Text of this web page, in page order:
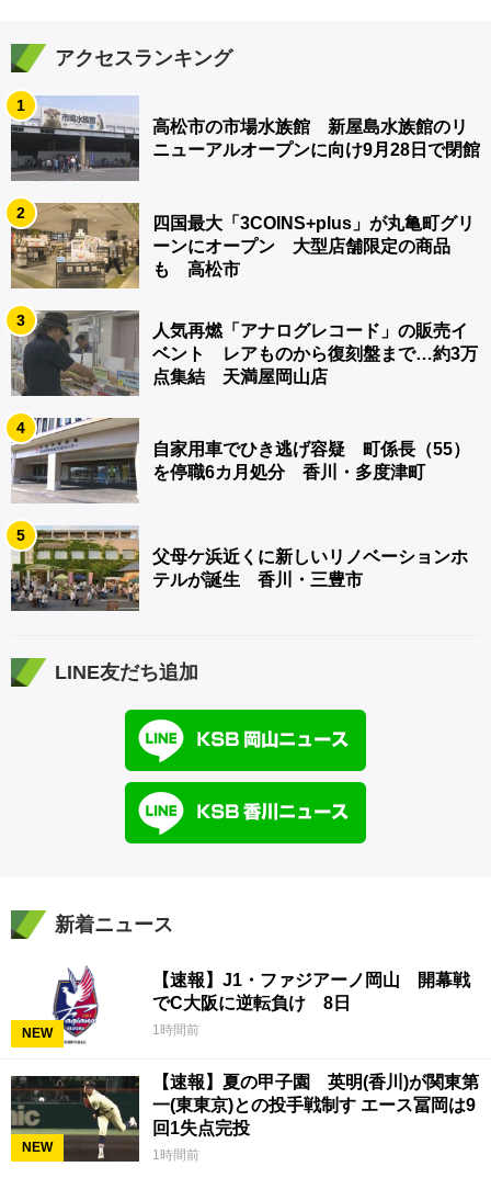
アクセスランキング
1
高松市の市場水族館 新屋島水族館のリ
ニューアルオープンに向け9月28日で閉館
2
四国最大「3COINS+plus」が丸亀町グリ
ーンにオープン 大型店舗限定の商品
も 高松市
3
人気再燃「アナログレコード」の販売イ
ベント レアものから復刻盤まで…約3万
点集結 天満屋岡山店
4
自家用車でひき逃げ容疑 町係長（55）
を停職6カ月処分 香川・多度津町
5
父母ケ浜近くに新しいリノベーションホ
テルが誕生 香川・三豊市
LINE友だち追加
新着ニュース
NEW
【速報】J1・ファジアーノ岡山 開幕戦
でC大阪に逆転負け 8日
1時間前
NEW
【速報】夏の甲子園 英明(香川)が関東第
一(東東京)との投手戦制す エース冨岡は9
回1失点完投
1時間前